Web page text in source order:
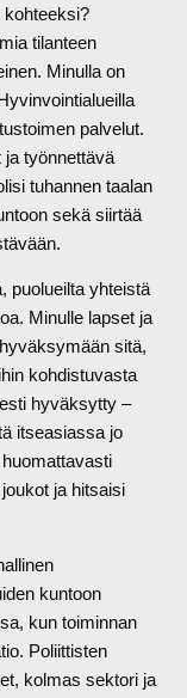
tilanteen
Minulla on
palvelut.
ja työnnettävä
tuhannen taalan
sekä siirtää
puolueilta yhteistä
Minulle lapset ja
sitä,
kohdistuvasta
hyväksytty –
itseasiassa jo
ja hitsaisi
kuntoon
kun toiminnan
Poliittisten
kolmas sektori ja